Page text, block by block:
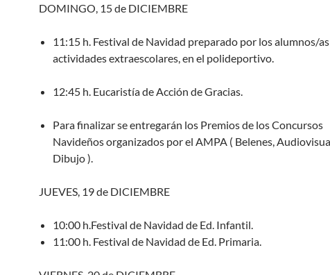
DOMINGO, 15 de DICIEMBRE
11:15 h. Festival de Navidad preparado por los alumnos/
actividades extraescolares, en el polideportivo.
12:45 h. Eucaristía de Acción de Gracias.
Para finalizar se entregarán los Premios de los Concursos
Navideños organizados por el AMPA ( Belenes,
Dibujo ).
JUEVES, 19 de DICIEMBRE
10:00 h.Festival de Navidad de Ed. Infantil.
11:00 h. Festival de Navidad de Ed. Primaria.